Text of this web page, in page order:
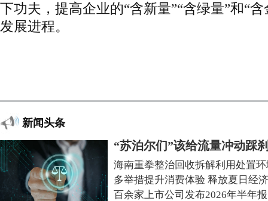
下功夫，提高企业的“含新量”“含绿量”和“
发展进程。
新闻头条
“苏泊尔们”该给流量冲动踩
海南重拳整治回收拆解利用处置
多举措提升消费体验 释放夏日经
百余家上市公司发布2026年半年报